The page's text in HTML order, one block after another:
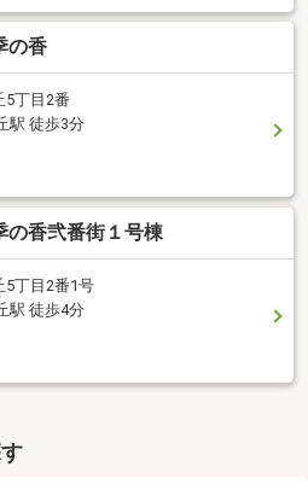
の香
5丁目2番
駅 徒歩3分
の香弐番街１号棟
5丁目2番1号
駅 徒歩4分